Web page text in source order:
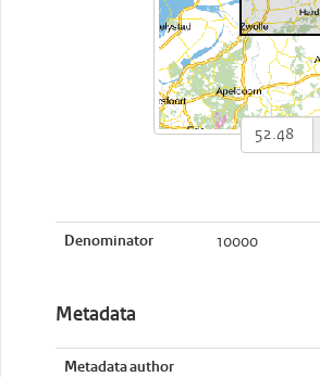
Denominator 10000
Metadata
Metadata author